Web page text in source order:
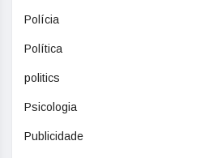
Polícia
Política
politics
Psicologia
Publicidade